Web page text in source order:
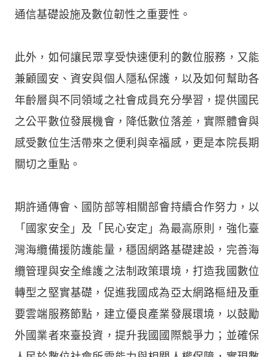
通信基礎設施及數位韌性之重要性。
此外，如何讓民眾享受快速便利的數位服務，又能
兼顧國安、資安與個人隱私保護，以及如何幫助各
年齡層與不同領域之社會成員充分學習，提供國民
之公平數位發展機會，降低數位落差，實際體會與
感受數位生活帶來之便利與幸福感，更是本院長期
關切之重點。
期許通傳會、國防部等相關部會持續合作努力，以
「國家安全」及「民心安定」為最高原則，強化臺
灣海纜備援防護能量，穩固網路基礎建設，完善海
纜管理與安全維護之法制政策環境，打造我國數位
轉型之堅實基礎，促進我國成為亞太網路樞紐及重
要雲端服務節點，建立優良產業發展環境，以鼓勵
外國業者來臺投資，提升我國國際競爭力；並確保